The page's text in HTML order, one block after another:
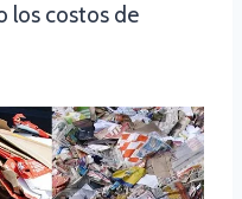
los costos de